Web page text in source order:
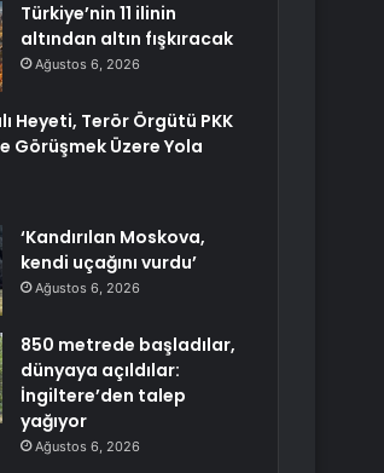
Türkiye’nin 11 ilinin
altından altın fışkıracak
Ağustos 6, 2026
Heyeti, Terör Örgütü PKK
Görüşmek Üzere Yola
‘Kandırılan Moskova,
kendi uçağını vurdu’
Ağustos 6, 2026
850 metrede başladılar,
dünyaya açıldılar:
İngiltere’den talep
yağıyor
Ağustos 6, 2026